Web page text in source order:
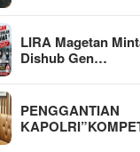
LIRA Magetan
Dishub Gen…
PENGGANTIAN